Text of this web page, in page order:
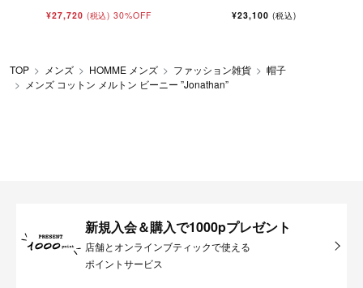
¥27,720 (税込) 30%OFF ¥23,100 (税込)
TOP メンズ HOMME メンズ ファッション雑貨
帽子
メンズ コットン メルトン ビーニー ”Jonathan”
新規入会＆購入で1000pプレゼント
店舗とオンラインブティックで使える
ポイントサービス